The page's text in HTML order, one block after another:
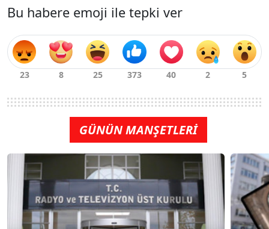
Bu habere emoji ile tepki ver
GÜNÜN MANŞETLERİ